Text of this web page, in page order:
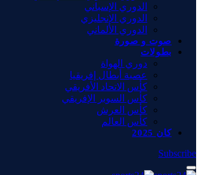
الدوري الإسباني
الدوري الإنجليزي
الدوري الألماني
صوت و صورة
بطولات
دوري الهواة
عصبة أبطال إفريقيا
كأس الاتحاد الأفريقي
كأس السوبر الإفريقي
كأس العرش
كأس العالم
كان 2025
Subscribe